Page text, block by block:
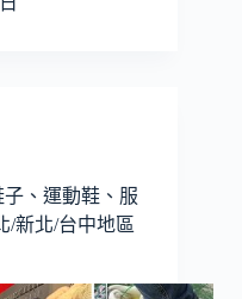
子、運動鞋、服
/新北/台中地區